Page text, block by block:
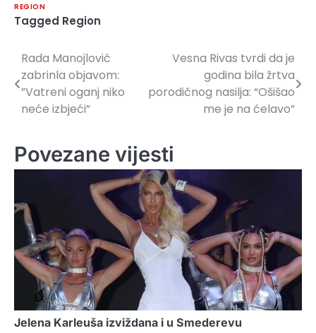
REGION
Tagged Region
Navigacija
članaka
Rada Manojlović
zabrinla objavom:
”Vatreni oganj niko
neće izbjeći”
Vesna Rivas tvrdi da je
godina bila žrtva
porodičnog nasilja: “Ošišao
me je na ćelavo”
Povezane vijesti
Jelena Karleuša izviždana i u Smederevu